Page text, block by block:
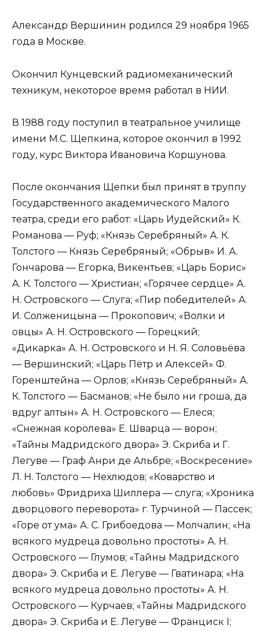
Александр Вершинин родился 29 ноября 1965
года в Москве.
Окончил Кунцевский радиомеханический
техникум, некоторое время работал в НИИ.
В 1988 году поступил в театральное училище
имени М.С. Щепкина, которое окончил в 1992
году, курс Виктора Ивановича Коршунова.
После окончания Щепки был принят в труппу
Государственного академического Малого
театра, среди его работ: «Царь Иудейский» К.
Романова — Руф; «Князь Серебряный» А. К.
Толстого — Князь Серебряный; «Обрыв» И. А.
Гончарова — Егорка, Викентьев; «Царь Борис»
А. К. Толстого — Христиан; «Горячее сердце» А.
Н. Островского — Слуга; «Пир победителей» А.
И. Солженицына — Прокопович; «Волки и
овцы» А. Н. Островского — Горецкий;
«Дикарка» А. Н. Островского и Н. Я. Соловьёва
— Вершинский; «Царь Пётр и Алексей» Ф.
Горенштейна — Орлов; «Князь Серебряный» А.
К. Толстого — Басманов; «Не было ни гроша, да
вдруг алтын» А. Н. Островского — Елеся;
«Снежная королева» Е. Шварца — ворон;
«Тайны Мадридского двора» Э. Скриба и Г.
Легуве — Граф Анри де Альбре; «Воскресение»
Л. Н. Толстого — Нехлюдов; «Коварство и
любовь» Фридриха Шиллера — слуга; «Хроника
дворцового переворота» г. Турчиной — Пассек;
«Горе от ума» А. С. Грибоедова — Молчалин; «На
всякого мудреца довольно простоты» А. Н.
Островского — Глумов; «Тайны Мадридского
двора» Э. Скриба и Е. Легуве — Гватинара; «На
всякого мудреца довольно простоты» А. Н.
Островского — Курчаев; «Тайны Мадридского
двора» Э. Скриба и Е. Легуве — Франциск I;